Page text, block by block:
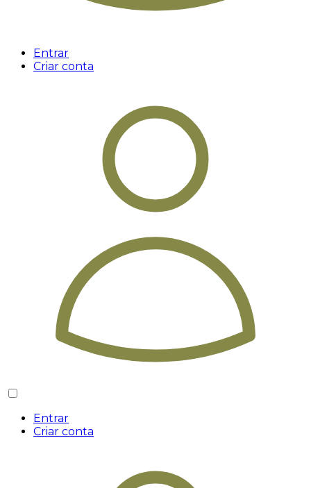
Entrar
Criar conta
Entrar
Criar conta